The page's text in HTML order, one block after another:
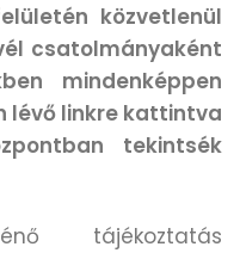
közvetlenül
csatolmányaként
mindenképpen
lévő linkre kattintva
tekintsék
tájékoztatás